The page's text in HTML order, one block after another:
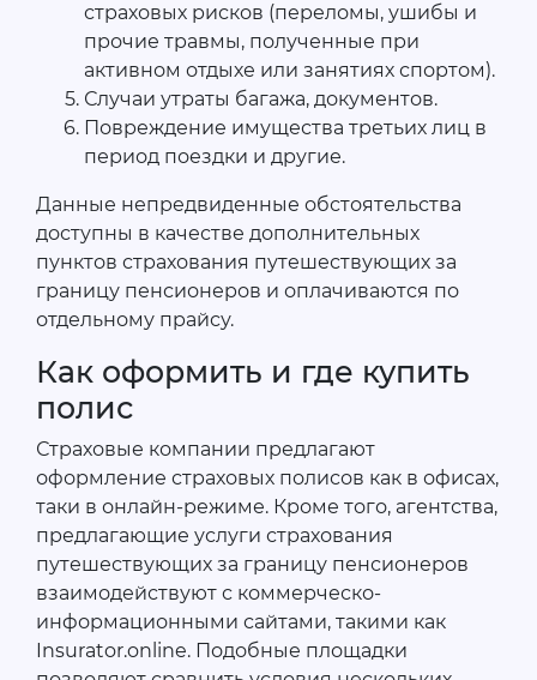
страховых рисков (переломы, ушибы и
прочие травмы, полученные при
активном отдыхе или занятиях спортом).
Случаи утраты багажа, документов.
Повреждение имущества третьих лиц в
период поездки и другие.
Данные непредвиденные обстоятельства
доступны в качестве дополнительных
пунктов страхования путешествующих за
границу пенсионеров и оплачиваются по
отдельному прайсу.
Как оформить и где купить
полис
Страховые компании предлагают
оформление страховых полисов как в офисах,
таки в онлайн-режиме. Кроме того, агентства,
предлагающие услуги страхования
путешествующих за границу пенсионеров
взаимодействуют с коммерческо-
информационными сайтами, такими как
Insurator.online. Подобные площадки